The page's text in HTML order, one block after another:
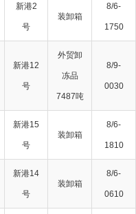
新港2
号
装卸箱
8/6-
1750
新港12
号
外贸卸
冻品
7487吨
8/9-
0030
新港15
号
装卸箱
8/6-
1810
新港14
号
装卸箱
8/6-
0610